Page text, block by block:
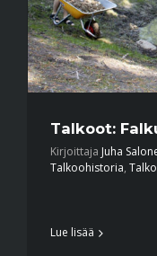
Talkoot:
Kirjoittaja Juha
Talkoohistoria,
Lue lisää